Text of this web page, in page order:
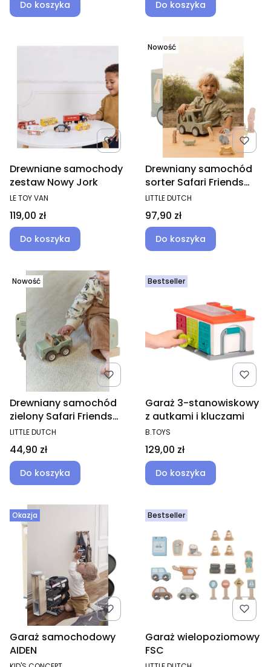
Do koszyka Do koszyka
Drewniane samochody
zestaw Nowy Jork
PRODUCENT
LE TOY VAN
Cena
119,00 zł
Do koszyka
Nowość
Drewniany samochód
sorter Safari Friends
FSC
PRODUCENT
LITTLE DUTCH
Cena
97,90 zł
Do koszyka
Nowość
Drewniany samochód
zielony Safari Friends
FSC
PRODUCENT
LITTLE DUTCH
Cena
44,90 zł
Do koszyka
Bestseller
Garaż 3-stanowiskowy
z autkami i kluczami
PRODUCENT
B.TOYS
Cena
129,00 zł
Do koszyka
Okazja
Garaż samochodowy
AIDEN
PRODUCENT
Bestseller
Garaż wielopoziomowy
FSC
PRODUCENT